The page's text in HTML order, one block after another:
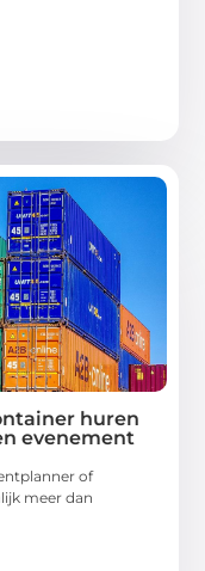
huren
evenement
of
meer dan